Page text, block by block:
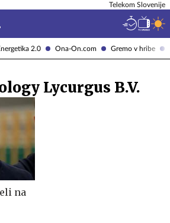
2.0 Ona-On.com Gremo v hribe
Telekom Slovenije
Lycurgus B.V.
na